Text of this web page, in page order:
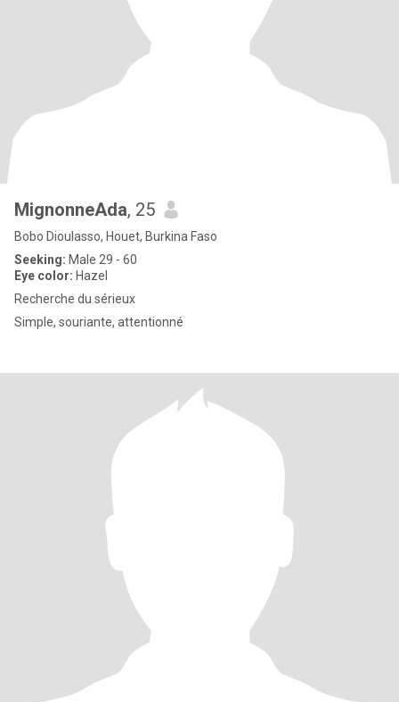
MignonneAda, 25
Bobo Dioulasso, Houet, Burkina Faso
Seeking: Male 29 - 60
Eye color: Hazel
Recherche du sérieux
Simple, souriante, attentionné